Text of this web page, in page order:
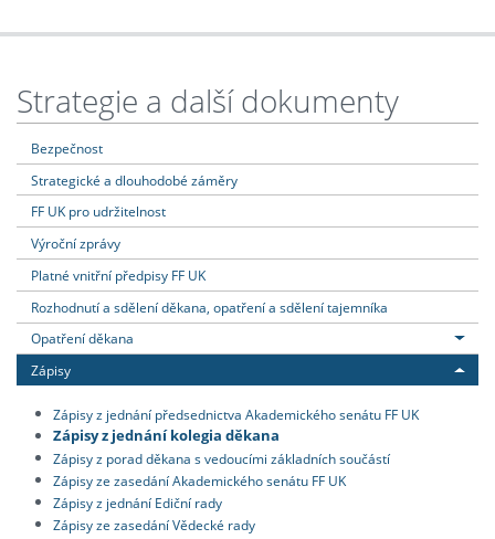
Strategie a další dokumenty
Bezpečnost
Strategické a dlouhodobé záměry
FF UK pro udržitelnost
Výroční zprávy
Platné vnitřní předpisy FF UK
Rozhodnutí a sdělení děkana, opatření a sdělení tajemníka
Opatření děkana
Zápisy
Zápisy z jednání předsednictva Akademického senátu FF UK
Zápisy z jednání kolegia děkana
Zápisy z porad děkana s vedoucími základních součástí
Zápisy ze zasedání Akademického senátu FF UK
Zápisy z jednání Ediční rady
Zápisy ze zasedání Vědecké rady